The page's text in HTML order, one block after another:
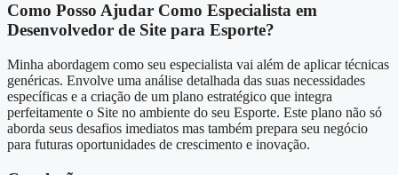
Como Posso Ajudar Como Especialista em
Desenvolvedor de Site para Esporte?
Minha abordagem como seu especialista vai além de aplicar técnicas
genéricas. Envolve uma análise detalhada das suas necessidades
específicas e a criação de um plano estratégico que integra
perfeitamente o Site no ambiente do seu Esporte. Este plano não só
aborda seus desafios imediatos mas também prepara seu negócio
para futuras oportunidades de crescimento e inovação.